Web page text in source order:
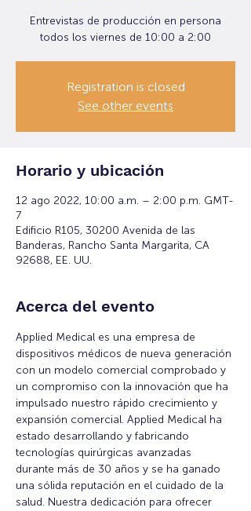
Entrevistas de producción en persona
todos los viernes de 10:00 a 2:00
Registration is closed
See other events
Horario y ubicación
12 ago 2022, 10:00 a.m. – 2:00 p.m. GMT-
7
Edificio R105, 30200 Avenida de las
Banderas, Rancho Santa Margarita, CA
92688, EE. UU.
Acerca del evento
Applied Medical es una empresa de
dispositivos médicos de nueva generación
con un modelo comercial comprobado y
un compromiso con la innovación que ha
impulsado nuestro rápido crecimiento y
expansión comercial. Applied Medical ha
estado desarrollando y fabricando
tecnologías quirúrgicas avanzadas
durante más de 30 años y se ha ganado
una sólida reputación en el cuidado de la
salud. Nuestra dedicación para ofrecer